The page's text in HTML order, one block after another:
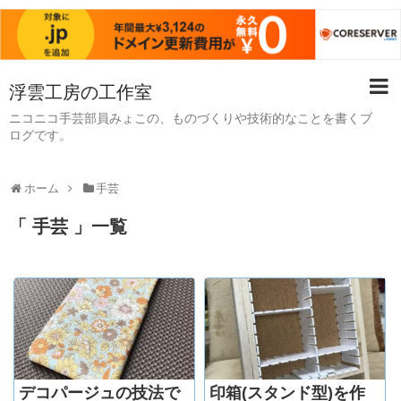
浮雲工房の工作室
ニコニコ手芸部員みょこの、ものづくりや技術的なことを書くブ
ログです。
ホーム 手芸
「 手芸 」一覧
デコパージュの技法で 印箱(スタンド型)を作